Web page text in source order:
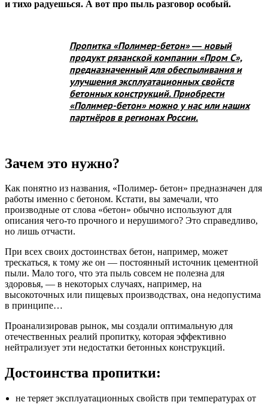
и тихо радуешься. А вот про пыль разговор особый.
Пропитка «Полимер-бетон» ― новый
продукт рязанской компании «Пром С»,
предназначенный для обеспыливания и
улучшения эксплуатационных свойств
бетонных конструкций. Приобрести
«Полимер-бетон» можно у нас или наших
партнёров в регионах России.
Зачем это нужно?
Как понятно из названия, «Полимер- бетон» предназначен для
работы именно с бетоном. Кстати, вы замечали, что
производные от слова «бетон» обычно используют для
описания чего-то прочного и нерушимого? Это справедливо,
но лишь отчасти.
При всех своих достоинствах бетон, например, может
трескаться, к тому же он ― постоянный источник цементной
пыли. Мало того, что эта пыль совсем не полезна для
здоровья, ― в некоторых случаях, например, на
высокоточных или пищевых производствах, она недопустима
в принципе…
Проанализировав рынок, мы создали оптимальную для
отечественных реалий пропитку, которая эффективно
нейтрализует эти недостатки бетонных конструкций.
Достоинства пропитки:
не теряет эксплуатационных свойств при температурах от